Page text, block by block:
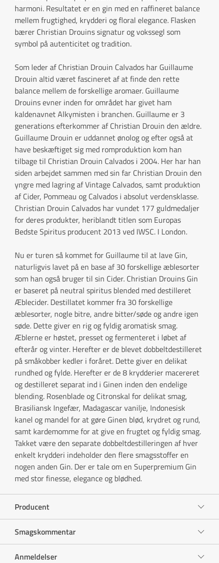
harmoni. Resultatet er en gin med en raffineret balance
mellem frugtighed, krydderi og floral elegance. Flasken
bærer Christian Drouins signatur og vokssegl som
symbol på autenticitet og tradition.
Som leder af Christian Drouin Calvados har Guillaume
Drouin altid været fascineret af at finde den rette
balance mellem de forskellige aromaer. Guillaume
Drouins evner inden for området har givet ham
kaldenavnet Alkymisten i branchen. Guillaume er 3
generations efterkommer af Christian Drouin den ældre.
Guillaume Drouin er uddannet ønolog og efter også at
have beskæftiget sig med romproduktion kom han
tilbage til Christian Drouin Calvados i 2004. Her har han
siden arbejdet sammen med sin far Christian Drouin den
yngre med lagring af Vintage Calvados, samt produktion
af Cider, Pommeau og Calvados i absolut verdensklasse.
Christian Drouin Calvados har vundet 177 guldmedaljer
for deres produkter, heriblandt titlen som Europas
Bedste Spiritus producent 2013 ved IWSC. I London.
Nu er turen så kommet for Guillaume til at lave Gin,
naturligvis lavet på en base af 30 forskellige æblesorter
som han også bruger til sin Cider. Christian Drouins Gin
er baseret på neutral spiritus blended med destilleret
Æblecider. Destillatet kommer fra 30 forskellige
æblesorter, nogle bitre, andre bitter/søde og andre igen
søde. Dette giver en rig og fyldig aromatisk smag.
Æblerne er høstet, presset og fermenteret i løbet af
efterår og vinter. Herefter er de blevet dobbeltdestilleret
på småkobber kedler i foråret. Dette giver en delikat
rundhed og fylde. Herefter er de 8 krydderier macereret
og destilleret separat ind i Ginen inden den endelige
blending. Rosenblade og Citronskal for delikat smag,
Brasiliansk Ingefær, Madagascar vanilje, Indonesisk
kanel og mandel for at gøre Ginen blød, krydret og rund,
samt kardemomme for at give en frugtet og fyldig smag.
Takket være den separate dobbeltdestilleringen af hver
enkelt krydderi indeholder den flere smagsstoffer en
nogen anden Gin. Der er tale om en Superpremium Gin
med stor finesse, elegance og blødhed.
Producent
Smagskommentar
Anmeldelser